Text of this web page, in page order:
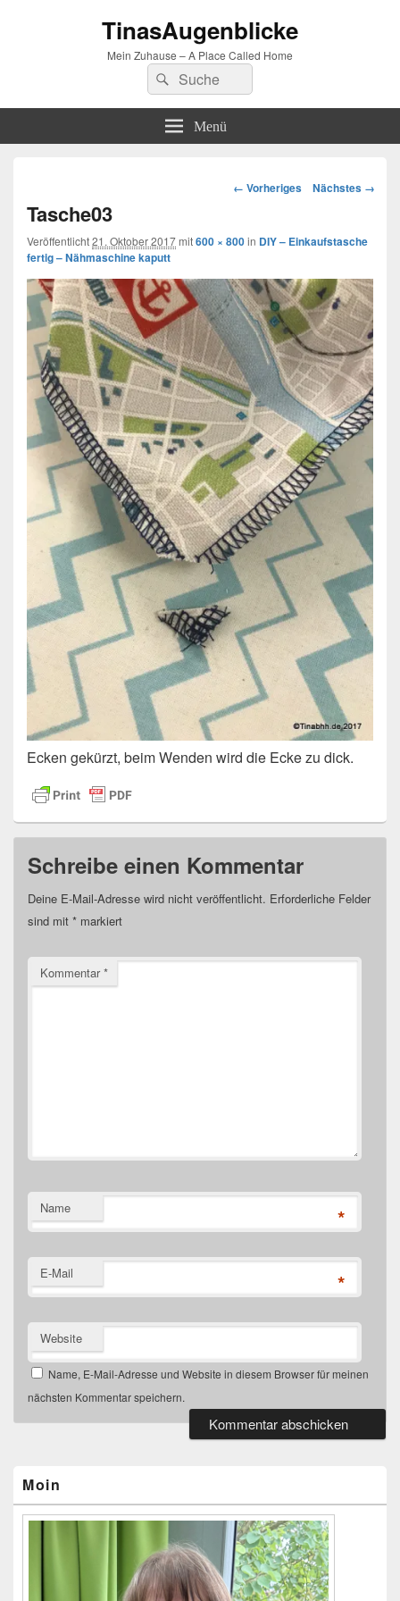
TinasAugenblicke
Mein Zuhause – A Place Called Home
Suchen
nach:
Suchen
Menü
Bilder-
← Vorheriges Nächstes →
Tasche03
Veröffentlicht21. Oktober 2017mit600 × 800in DIY – Einkaufstasche
fertig – Nähmaschine kaputt
Ecken gekürzt, beim Wenden wird die Ecke zu dick.
Schreibe einen Kommentar
Deine E-Mail-Adresse wird nicht veröffentlicht. Erforderliche Felder
sind mit * markiert
Kommentar*
Name *
E-Mail *
Website
Name, E-Mail-Adresse und Website in diesem Browser für meinen
nächsten Kommentar speichern.
Widgetbereich
Moin